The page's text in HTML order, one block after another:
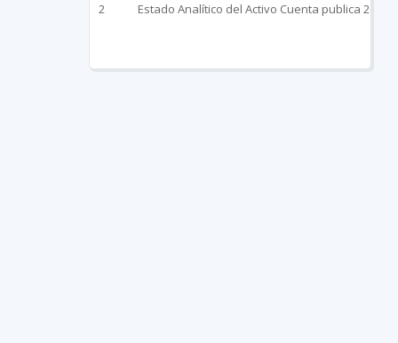
2 Estado Analítico del Activo Cuenta publica 2021